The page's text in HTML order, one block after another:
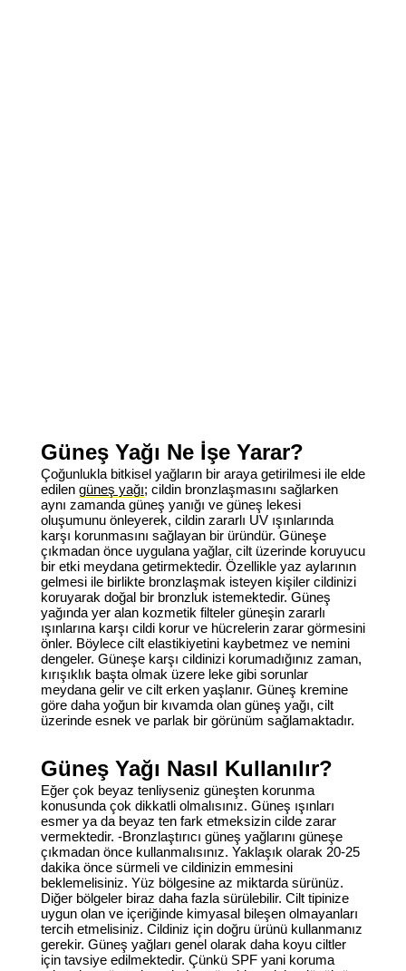
Güneş Yağı Ne İşe Yarar?
Çoğunlukla bitkisel yağların bir araya getirilmesi ile elde
edilen güneş yağı; cildin bronzlaşmasını sağlarken
aynı zamanda güneş yanığı ve güneş lekesi
oluşumunu önleyerek, cildin zararlı UV ışınlarında
karşı korunmasını sağlayan bir üründür. Güneşe
çıkmadan önce uygulana yağlar, cilt üzerinde koruyucu
bir etki meydana getirmektedir. Özellikle yaz aylarının
gelmesi ile birlikte bronzlaşmak isteyen kişiler cildinizi
koruyarak doğal bir bronzluk istemektedir. Güneş
yağında yer alan kozmetik filteler güneşin zararlı
ışınlarına karşı cildi korur ve hücrelerin zarar görmesini
önler. Böylece cilt elastikiyetini kaybetmez ve nemini
dengeler. Güneşe karşı cildinizi korumadığınız zaman,
kırışıklık başta olmak üzere leke gibi sorunlar
meydana gelir ve cilt erken yaşlanır. Güneş kremine
göre daha yoğun bir kıvamda olan güneş yağı, cilt
üzerinde esnek ve parlak bir görünüm sağlamaktadır.
Güneş Yağı Nasıl Kullanılır?
Eğer çok beyaz tenliyseniz güneşten korunma
konusunda çok dikkatli olmalısınız. Güneş ışınları
esmer ya da beyaz ten fark etmeksizin cilde zarar
vermektedir. -Bronzlaştırıcı güneş yağlarını güneşe
çıkmadan önce kullanmalısınız. Yaklaşık olarak 20-25
dakika önce sürmeli ve cildinizin emmesini
beklemelisiniz. Yüz bölgesine az miktarda sürünüz.
Diğer bölgeler biraz daha fazla sürülebilir. Cilt tipinize
uygun olan ve içeriğinde kimyasal bileşen olmayanları
tercih etmelisiniz. Cildiniz için doğru ürünü kullanmanız
gerekir. Güneş yağları genel olarak daha koyu ciltler
için tavsiye edilmektedir. Çünkü SPF yani koruma